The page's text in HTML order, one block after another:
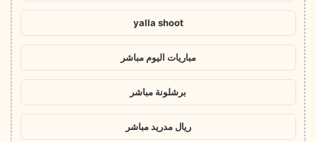
yalla shoot
مباريات اليوم مباشر
برشلونة مباشر
ريال مدريد مباشر